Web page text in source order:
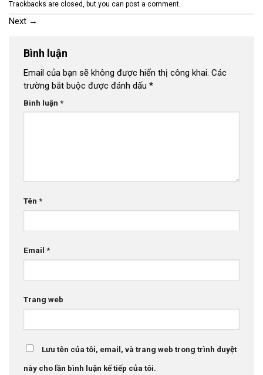
Trackbacks are closed, but you can post a comment.
Next →
Bình luận
Email của bạn sẽ không được hiển thị công khai. Các
trường bắt buộc được đánh dấu *
Bình luận *
Tên *
Email *
Trang web
Lưu tên của tôi, email, và trang web trong trình duyệt
này cho lần bình luận kế tiếp của tôi.